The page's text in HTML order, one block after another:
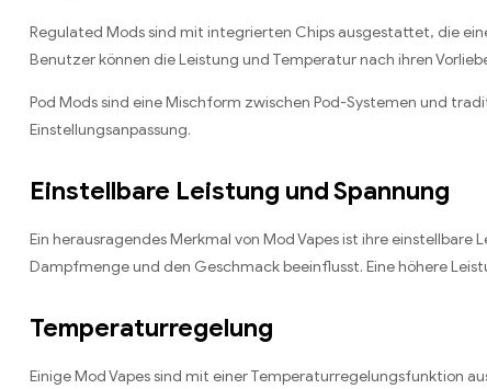
Regulated Mods sind mit integrierten Chips ausgestattet, die
Benutzer können die Leistung und Temperatur nach ihren
Pod Mods sind eine Mischform zwischen Pod-Systemen und
Einstellungsanpassung.
Einstellbare Leistung und Spannung
Ein herausragendes Merkmal von Mod Vapes ist ihre
Dampfmenge und den Geschmack beeinflusst. Eine höhere
Temperaturregelung
Einige Mod Vapes sind mit einer Temperaturregelungsfunktion